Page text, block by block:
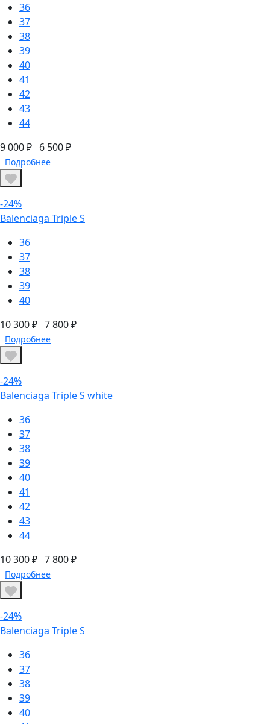
36
37
38
39
40
41
42
43
44
9 000 ₽ 6 500 ₽
Подробнее
-24%
Balenciaga Triple S
36
37
38
39
40
10 300 ₽ 7 800 ₽
Подробнее
-24%
Balenciaga Triple S white
36
37
38
39
40
41
42
43
44
10 300 ₽ 7 800 ₽
Подробнее
-24%
Balenciaga Triple S
36
37
38
39
40